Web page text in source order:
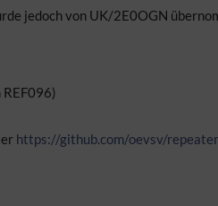
jedoch von UK/2E0OGN
https://github.com/oevsv/